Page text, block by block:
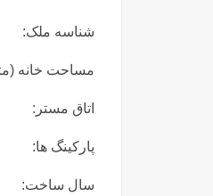
شناسه ملک:
مساحت خانه
اتاق مستر:
پارکینگ ها:
سال ساخت: